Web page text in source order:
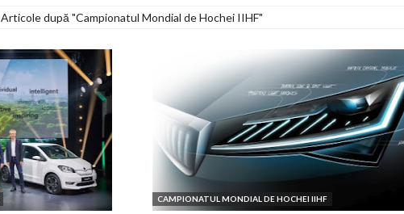
Articole după "Campionatul Mondial de Hochei IIHF"
CAMPIONATUL MONDIAL DE HOCHEI IIHF